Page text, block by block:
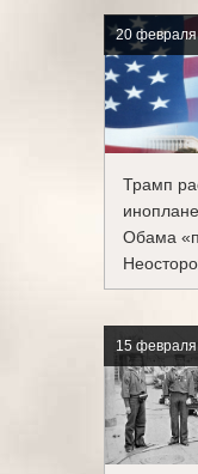
20
Трамп
Обама
15